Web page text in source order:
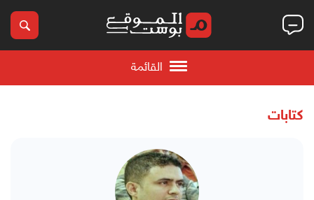
القائمة
كتابات